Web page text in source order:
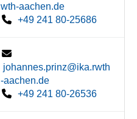
wth-aachen.de
+49 241 80-25686
johannes.prinz@ika.rwth
-aachen.de
+49 241 80-26536